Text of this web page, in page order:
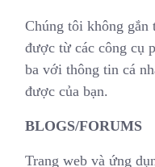
Chúng tôi không gắn
được từ các công cụ
ba với thông tin cá
được của bạn.
BLOGS/FORUMS
Trang web và ứng